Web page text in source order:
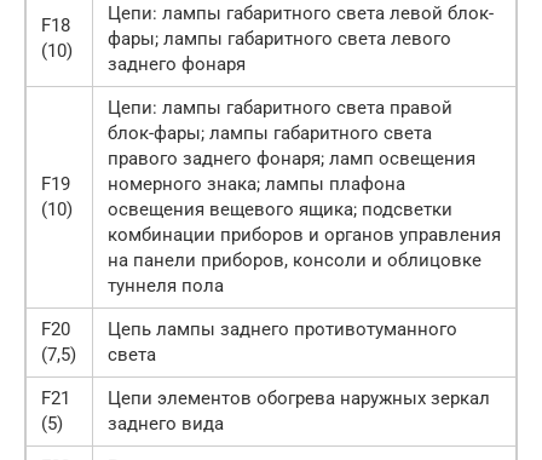
F18
(10)
Цепи: лампы габаритного света левой блок-
фары; лампы габаритного света левого
заднего фонаря
F19
(10)
Цепи: лампы габаритного света правой
блок-фары; лампы габаритного света
правого заднего фонаря; ламп освещения
номерного знака; лампы плафона
освещения вещевого ящика; подсветки
комбинации приборов и органов управления
на панели приборов, консоли и облицовке
туннеля пола
F20
(7,5)
Цепь лампы заднего противотуманного
света
F21
(5)
Цепи элементов обогрева наружных зеркал
заднего вида